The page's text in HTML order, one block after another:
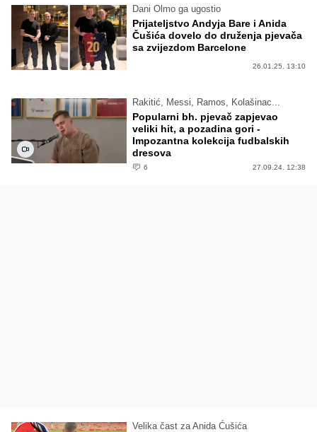
Dani Olmo ga ugostio
Prijateljstvo Andyja Bare i Anida
Čušića dovelo do druženja pjevača
sa zvijezdom Barcelone
26.01.25. 13:10
Rakitić, Messi, Ramos, Kolašinac...
Popularni bh. pjevač zapjevao
veliki hit, a pozadina gori -
Impozantna kolekcija fudbalskih
dresova
6 27.09.24. 12:38
Velika čast za Anida Ćušića